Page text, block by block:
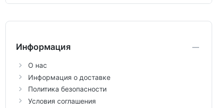
Информация
О нас
Информация о доставке
Политика безопасности
Условия соглашения